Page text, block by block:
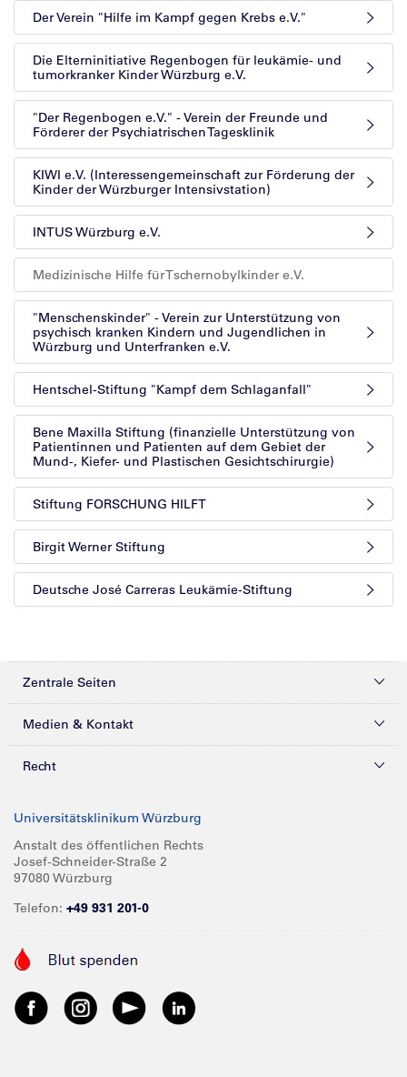
Der Verein "Hilfe im Kampf gegen Krebs e.V."
Die Elterninitiative Regenbogen für leukämie- und
tumorkranker Kinder Würzburg e.V.
"Der Regenbogen e.V." - Verein der Freunde und
Förderer der Psychiatrischen Tagesklinik
KIWI e.V. (Interessengemeinschaft zur Förderung der
Kinder der Würzburger Intensivstation)
INTUS Würzburg e.V.
Medizinische Hilfe für Tschernobylkinder e.V.
"Menschenskinder" - Verein zur Unterstützung von
psychisch kranken Kindern und Jugendlichen in
Würzburg und Unterfranken e.V.
Hentschel-Stiftung "Kampf dem Schlaganfall"
Bene Maxilla Stiftung (finanzielle Unterstützung von
Patientinnen und Patienten auf dem Gebiet der
Mund-, Kiefer- und Plastischen Gesichtschirurgie)
Stiftung FORSCHUNG HILFT
Birgit Werner Stiftung
Deutsche José Carreras Leukämie-Stiftung
Zentrale Seiten
Kliniken & Zentren
Forschung
Karriere
Medien & Kontakt
Presse
Glossar
Spenden
Anreise
Recht
Compliance
Impressum
Barrierefreiheit
Universitätsklinikum Würzburg
Anstalt des öffentlichen Rechts
Josef-Schneider-Straße 2
97080 Würzburg
Telefon: +49 931 201-0